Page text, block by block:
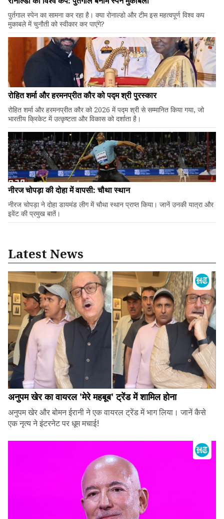
पुर्तगाल स्पेन का सामना कर रहा है। क्या रोनाल्डो और टीम इस महत्वपूर्ण विश्व कप
मुकाबले में चुनौती को स्वीकार कर पाएंगे?
रोहित शर्मा और हरमनप्रीत कौर को पद्म श्री पुरस्कार
रोहित शर्मा और हरमनप्रीत कौर को 2026 में पद्म श्री से सम्मानित किया गया, जो
भारतीय क्रिकेट में उत्कृष्टता और विकास को दर्शाता है।
नीरज चोपड़ा की दोहा में वापसी: चौथा स्थान
नीरज चोपड़ा ने दोहा डायमंड लीग में चौथा स्थान प्राप्त किया। जानें उनकी यात्रा और
इवेंट की प्रमुख बातें।
Latest News
अनुपम खेर का वायरल 'मेरे महबूब' ट्रेंड में शामिल होना
अनुपम खेर और बोमन ईरानी ने एक वायरल ट्रेंड में भाग लिया। जानें कैसे
एक नृत्य ने इंटरनेट पर धूम मचाई!